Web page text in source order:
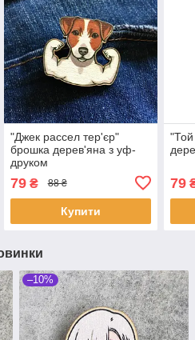
"Джек рассел тер'єр"
брошка дерев'яна з уф-
друком
79₴ 88 ₴
Купити
79
–10%